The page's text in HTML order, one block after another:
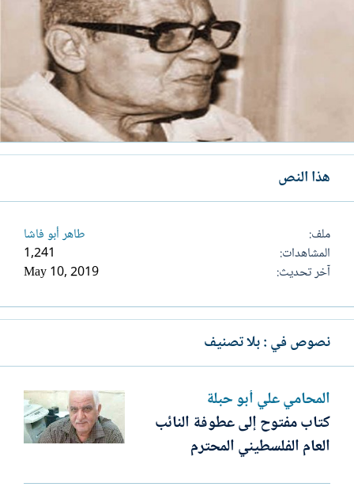
هذا النص
ملف
طاهر أبو فاشا
المشاهدات
1,241
آخر تحديث
May 10, 2019
نصوص في : بلا تصنيف
المحامي علي أبو حبلة
كتاب مفتوح إلى عطوفة النائب
العام الفلسطيني المحترم